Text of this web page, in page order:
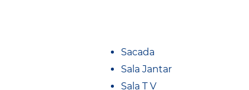
Sacada
Sala Jantar
Sala T V